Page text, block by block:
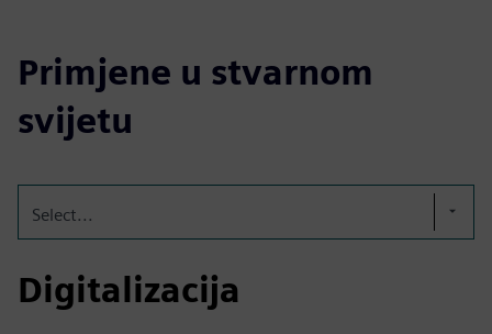
Primjene u stvarnom
svijetu
Select...
Digitalizacija